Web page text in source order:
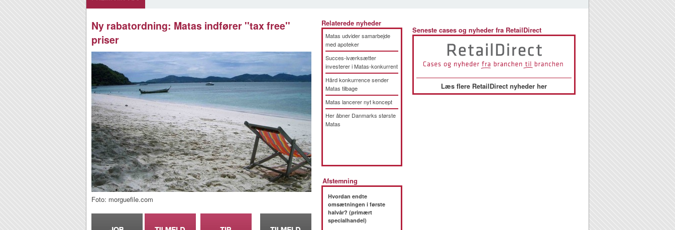
Ny rabatordning: Matas indfører ''tax free''
priser
Foto: morguefile.com
Relaterede nyheder
Matas udvider samarbejde
med apoteker
Succes-iværksætter
investerer i Matas-konkurrent
Hård konkurrence sender
Matas tilbage
Matas lancerer nyt koncept
Her åbner Danmarks største
Matas
Afstemning
Hvordan endte
omsætningen i første
halvår? (primært
specialhandel)
Seneste cases og nyheder fra RetailDirect
Læs flere RetailDirect nyheder her